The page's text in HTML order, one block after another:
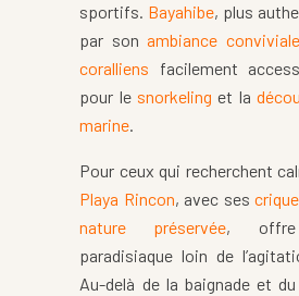
sportifs. Bayahibe, plus
par sonambiance conviviale
coralliens facilement
pour le snorkeling et la
marine.
Pour ceux qui recherchent
Playa Rincon, avec ses
nature préservée,
paradisiaque loin de
Au-delà de la baignade et